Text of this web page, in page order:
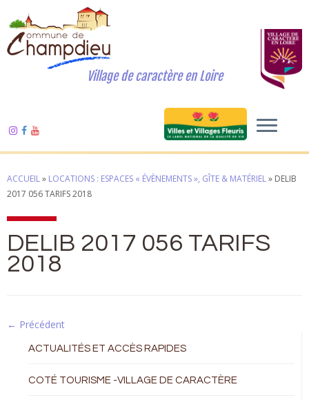
Village de caractère en Loire
ACCUEIL» LOCATIONS : ESPACES « ÉVÈNEMENTS », GÎTE & MATÉRIEL» DELIB
2017 056 TARIFS 2018
DELIB 2017 056 TARIFS
2018
← Précédent
ACTUALITÉS ET ACCÈS RAPIDES
COTÉ TOURISME -VILLAGE DE CARACTÈRE